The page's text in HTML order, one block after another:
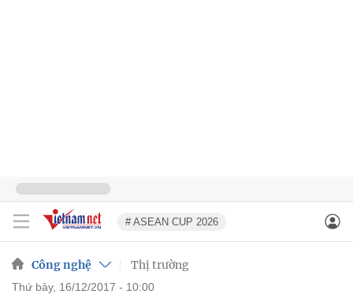
# ASEAN CUP 2026
Công nghệ Thị trường
thứ bảy, 16/12/2017 - 10:00